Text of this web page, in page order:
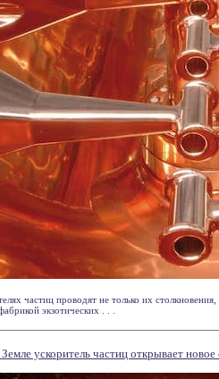
частиц проводят не только их
экзотических . . .
ускоритель частиц открывает